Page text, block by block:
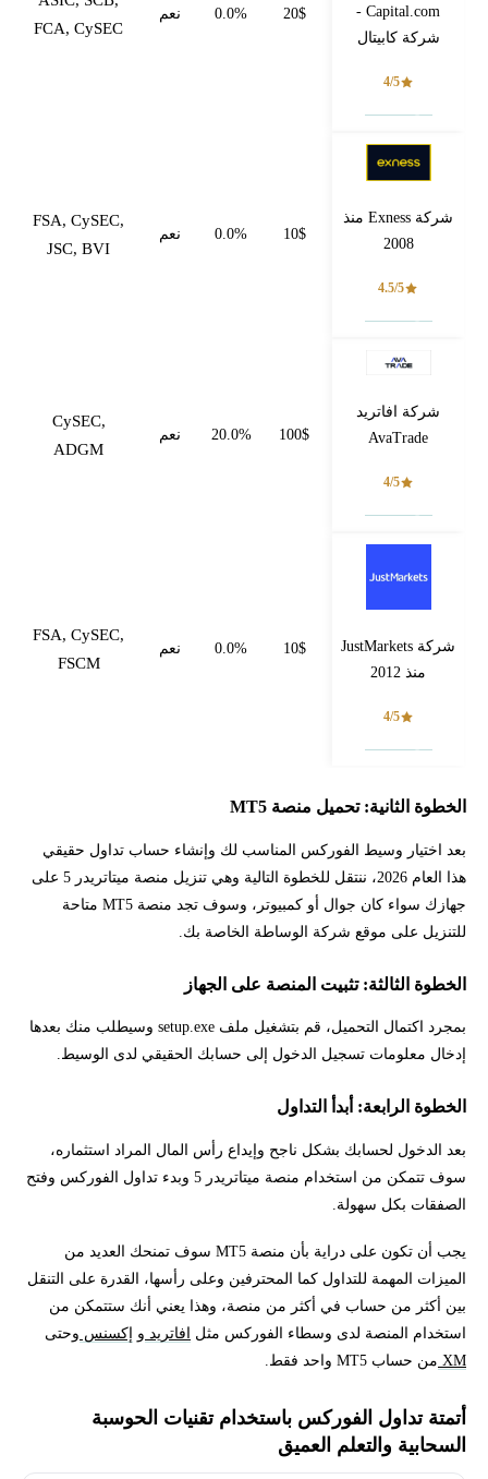
Capital.com -
شركة كابيتال
4/5
20$
0.0% نعم
FCA, CySEC
شركة Exness منذ
2008
4.5/5
10$
0.0% نعم
FSA, CySEC,
JSC, BVI
شركة افاتريد
AvaTrade
4/5
100$
20.0% نعم
CySEC,
ADGM
شركة JustMarkets
منذ 2012
4/5
10$
0.0% نعم
FSA, CySEC,
FSCM
الخطوة الثانية: تحميل منصة MT5
بعد اختيار وسيط الفوركس المناسب لك وإنشاء حساب تداول حقيقي
هذا العام 2026، ننتقل للخطوة التالية وهي تنزيل منصة ميتاتريدر 5 على
جهازك سواء كان جوال أو كمبيوتر، وسوف تجد منصة MT5 متاحة
للتنزيل على موقع شركة الوساطة الخاصة بك.
الخطوة الثالثة: تثبيت المنصة على الجهاز
بمجرد اكتمال التحميل، قم بتشغيل ملف setup.exe وسيطلب منك بعدها
إدخال معلومات تسجيل الدخول إلى حسابك الحقيقي لدى الوسيط.
الخطوة الرابعة: أبدأ التداول
بعد الدخول لحسابك بشكل ناجح وإيداع رأس المال المراد استثماره،
سوف تتمكن من استخدام منصة ميتاتريدر 5 وبدء تداول الفوركس وفتح
الصفقات بكل سهولة.
يجب أن تكون على دراية بأن منصة MT5 سوف تمنحك العديد من
الميزات المهمة للتداول كما المحترفين وعلى رأسها، القدرة على التنقل
بين أكثر من حساب في أكثر من منصة، وهذا يعني أنك ستتمكن من
استخدام المنصة لدى وسطاء الفوركس مثل افاتريد و إكسنس وحتى
XM من حساب MT5 واحد فقط.
أتمتة تداول الفوركس باستخدام تقنيات الحوسبة
السحابية والتعلم العميق